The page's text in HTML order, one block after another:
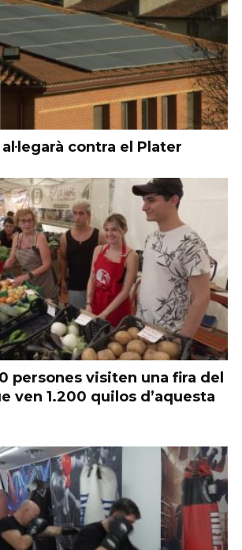
contra el Plater
persones visiten una fira del
ven 1.200 quilos d’aquesta